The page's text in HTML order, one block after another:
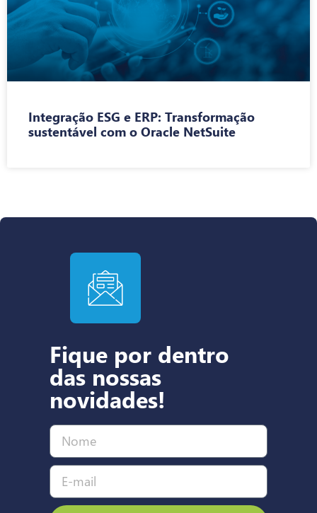
Integração ESG e ERP: Transformação
sustentável com o Oracle NetSuite
Fique por dentro
das nossas
novidades!